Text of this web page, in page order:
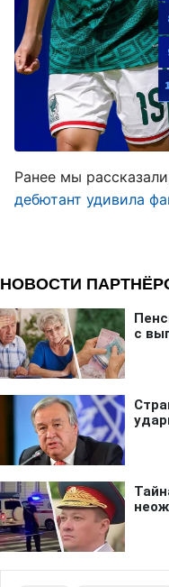
Ранее мы
дебютант удивила